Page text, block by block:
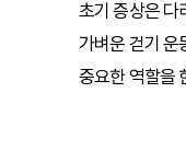
초기 증상은 다
가벼운 걷기 운
중요한 역할을